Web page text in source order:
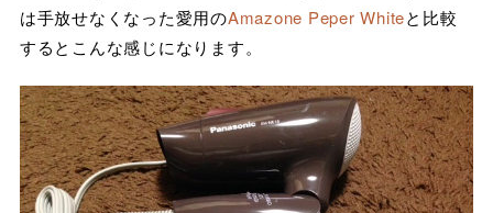
は手放せなくなった愛用のAmazone Peper Whiteと比較
するとこんな感じになります。